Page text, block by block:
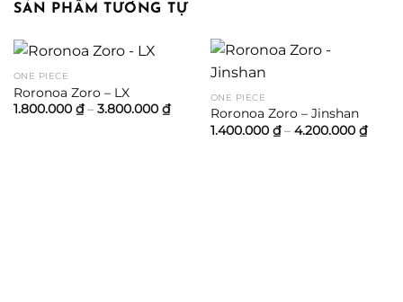
SẢN PHẨM TƯƠNG TỰ
ONE PIECE
Roronoa Zoro – LX
1.800.000 ₫ – 3.800.000 ₫Khoảng
giá:
ONE PIECE
Roronoa Zoro – Jinshan
1.400.000 ₫ – 4.200.000 ₫
giá: